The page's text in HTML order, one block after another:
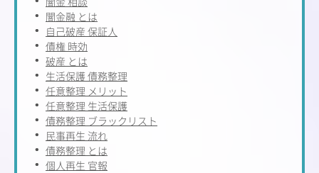
闇金融 とは
自己破産 保証人
債権 時効
破産 とは
生活保護 債務整理
任意整理 メリット
任意整理 生活保護
債務整理 ブラックリスト
民事再生 流れ
債務整理 とは
個人再生 官報